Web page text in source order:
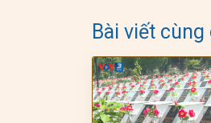
Bài viết